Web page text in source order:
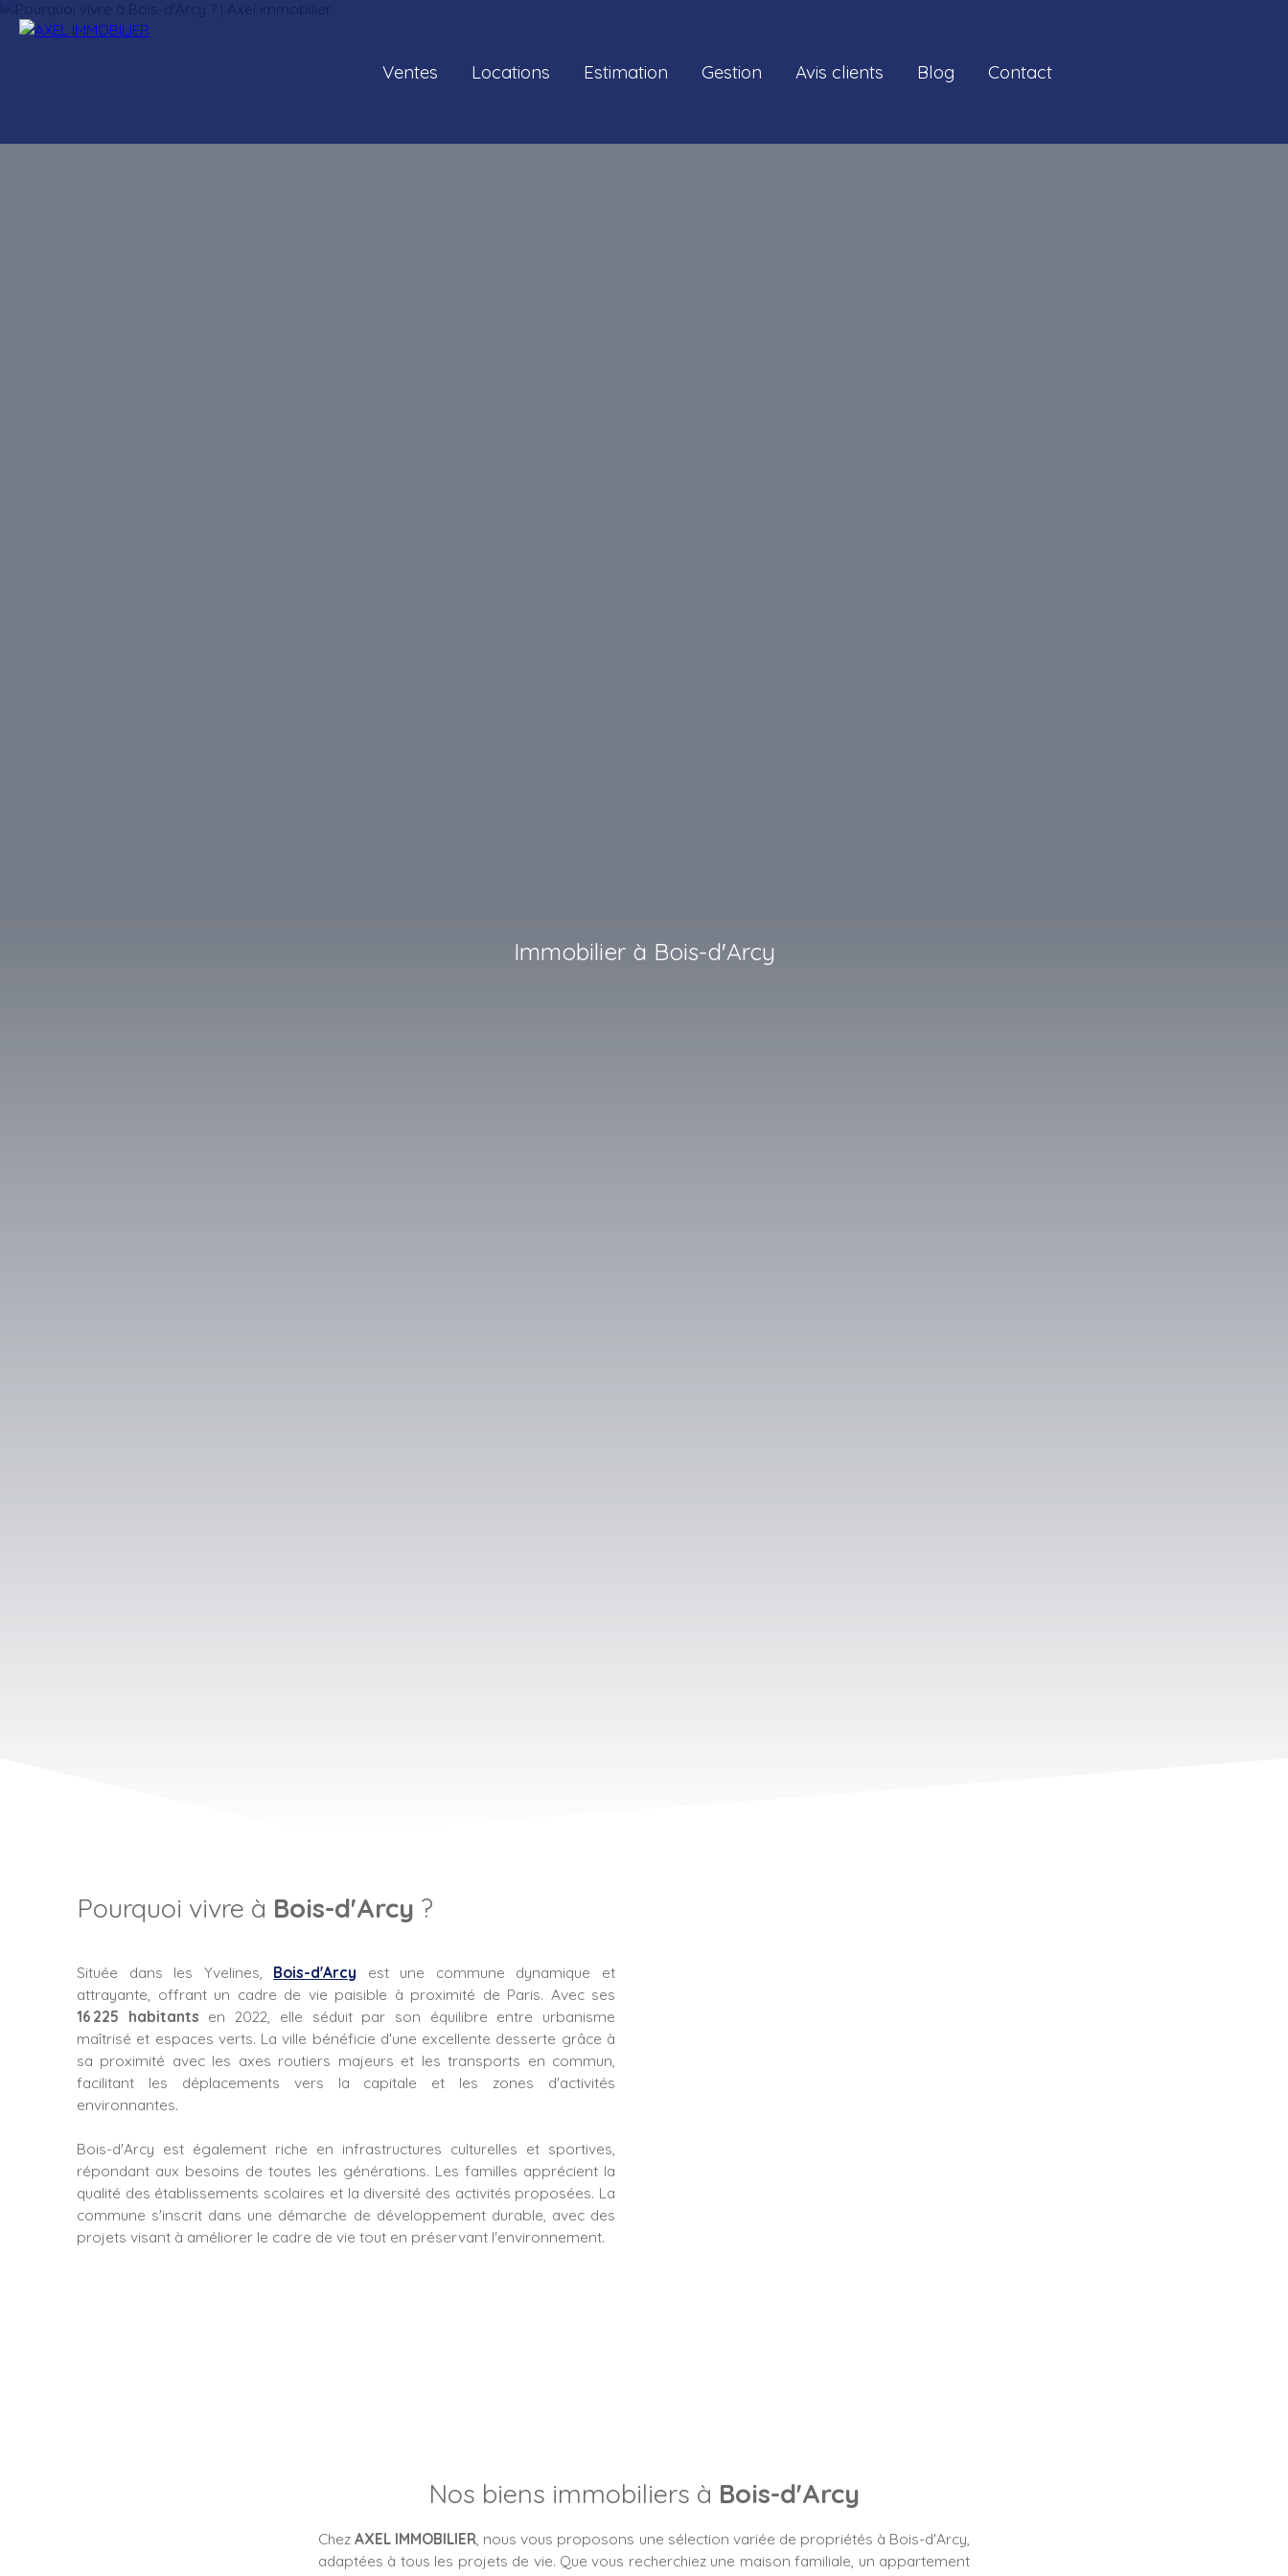
Ventes Locations Estimation Gestion Avis clients Blog Contact
Immobilier à Bois-d'Arcy
Pourquoi vivre à Bois-d'Arcy ?
Située dans les Yvelines, Bois-d'Arcy est une commune dynamique et
attrayante, offrant un cadre de vie paisible à proximité de Paris. Avec ses
16 225 habitants en 2022, elle séduit par son équilibre entre urbanisme
maîtrisé et espaces verts. La ville bénéficie d'une excellente desserte grâce à
sa proximité avec les axes routiers majeurs et les transports en commun,
facilitant les déplacements vers la capitale et les zones d'activités
environnantes.
Bois-d'Arcy est également riche en infrastructures culturelles et sportives,
répondant aux besoins de toutes les générations. Les familles apprécient la
qualité des établissements scolaires et la diversité des activités proposées. La
commune s'inscrit dans une démarche de développement durable, avec des
projets visant à améliorer le cadre de vie tout en préservant l'environnement.
Nos biens immobiliers à Bois-d'Arcy
ChezAXEL IMMOBILIER , nous vous proposons une sélection variée de propriétés à Bois-d'Arcy,
adaptées à tous les projets de vie. Que vous recherchiez une maison familiale, un appartement